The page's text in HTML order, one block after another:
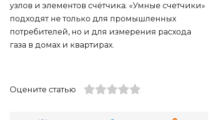
узлов и элементов счётчика. «Умные счетчики»
подходят не только для промышленных
потребителей, но и для измерения расхода
газа в домах и квартирах.
Оцените статью